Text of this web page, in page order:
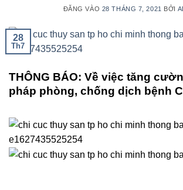
ĐĂNG VÀO 28 THÁNG 7, 2021 BỞI
28
Th7
THÔNG BÁO: Về việc tăng
pháp phòng, chống dịch bệnh